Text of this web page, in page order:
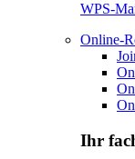
WPS-
Online-
Ihr